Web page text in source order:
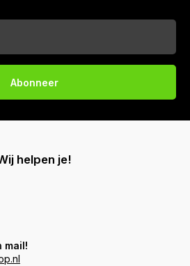
Abonneer
helpen je!
mail!